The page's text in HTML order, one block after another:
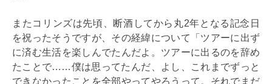
またコリンズは先頃、断酒してから丸2年となる記念日
を祝ったそうですが、その経緯について「ツアーに出ず
に済む生活を楽しんでたんだよ。ツアーに出るのを辞め
たことで……僕は思ってたんだ、よし、これまでずっと
できなかったことを全部やってやろうって。それでまだ